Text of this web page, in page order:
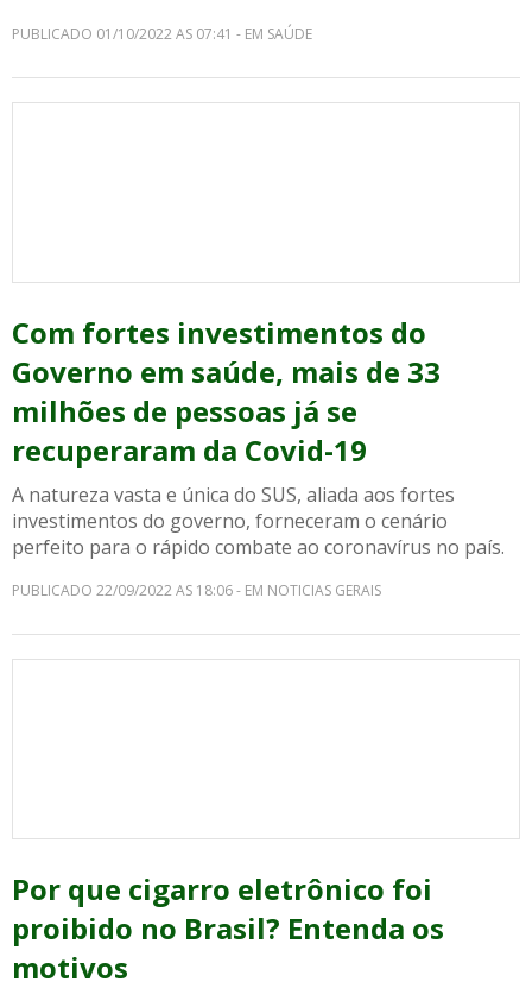
PUBLICADO 01/10/2022 AS 07:41 - EM SAÚDE
Com fortes investimentos do
Governo em saúde, mais de 33
milhões de pessoas já se
recuperaram da Covid-19
A natureza vasta e única do SUS, aliada aos fortes
investimentos do governo, forneceram o cenário
perfeito para o rápido combate ao coronavírus no país.
PUBLICADO 22/09/2022 AS 18:06 - EM NOTICIAS GERAIS
Por que cigarro eletrônico foi
proibido no Brasil? Entenda os
motivos